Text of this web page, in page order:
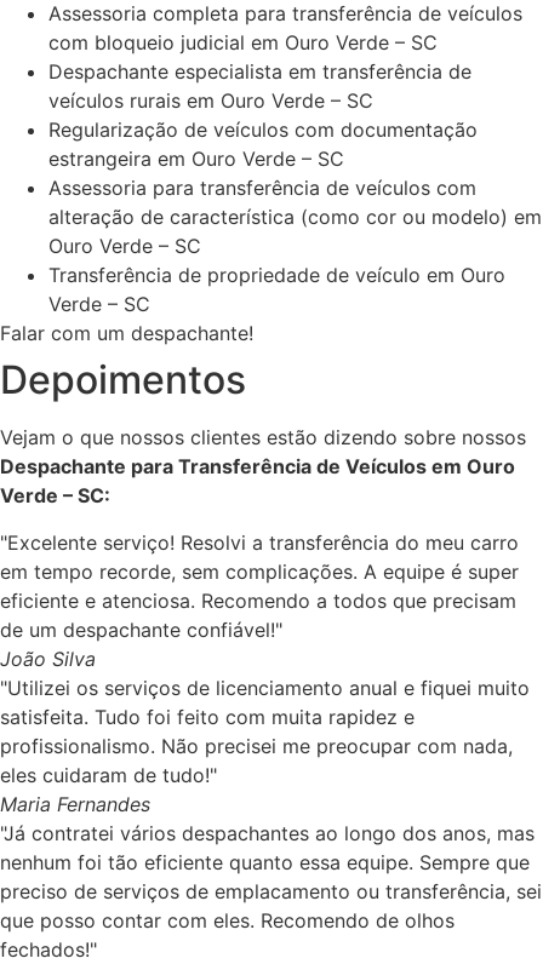
Assessoria completa para transferência de veículos
com bloqueio judicial em Ouro Verde – SC
Despachante especialista em transferência de
veículos rurais em Ouro Verde – SC
Regularização de veículos com documentação
estrangeira em Ouro Verde – SC
Assessoria para transferência de veículos com
alteração de característica (como cor ou modelo) em
Ouro Verde – SC
Transferência de propriedade de veículo em Ouro
Verde – SC
Falar com um despachante!
Depoimentos
Vejam o que nossos clientes estão dizendo sobre nossos
Despachante para Transferência de Veículos em Ouro
Verde – SC:
"Excelente serviço! Resolvi a transferência do meu carro
em tempo recorde, sem complicações. A equipe é super
eficiente e atenciosa. Recomendo a todos que precisam
de um despachante confiável!"
João Silva
"Utilizei os serviços de licenciamento anual e fiquei muito
satisfeita. Tudo foi feito com muita rapidez e
profissionalismo. Não precisei me preocupar com nada,
eles cuidaram de tudo!"
Maria Fernandes
"Já contratei vários despachantes ao longo dos anos, mas
nenhum foi tão eficiente quanto essa equipe. Sempre que
preciso de serviços de emplacamento ou transferência, sei
que posso contar com eles. Recomendo de olhos
fechados!"